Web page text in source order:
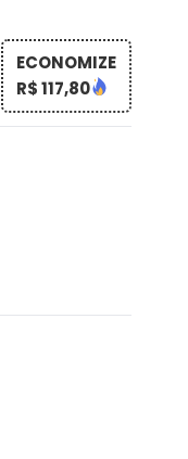
ECONOMIZE
R$ 117,80